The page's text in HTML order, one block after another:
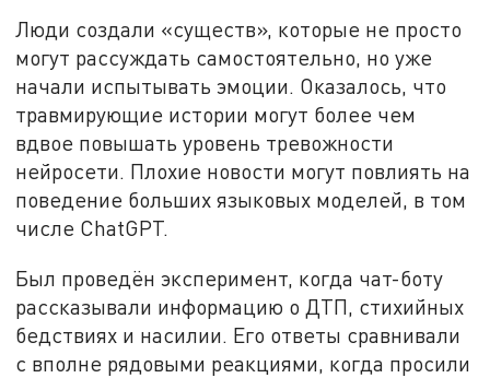
Люди создали «существ», которые не просто
могут рассуждать самостоятельно, но уже
начали испытывать эмоции. Оказалось, что
травмирующие истории могут более чем
вдвое повышать уровень тревожности
нейросети. Плохие новости могут повлиять на
поведение больших языковых моделей, в том
числе ChatGPT.
Был проведён эксперимент, когда чат-боту
рассказывали информацию о ДТП, стихийных
бедствиях и насилии. Его ответы сравнивали
с вполне рядовыми реакциями, когда просили